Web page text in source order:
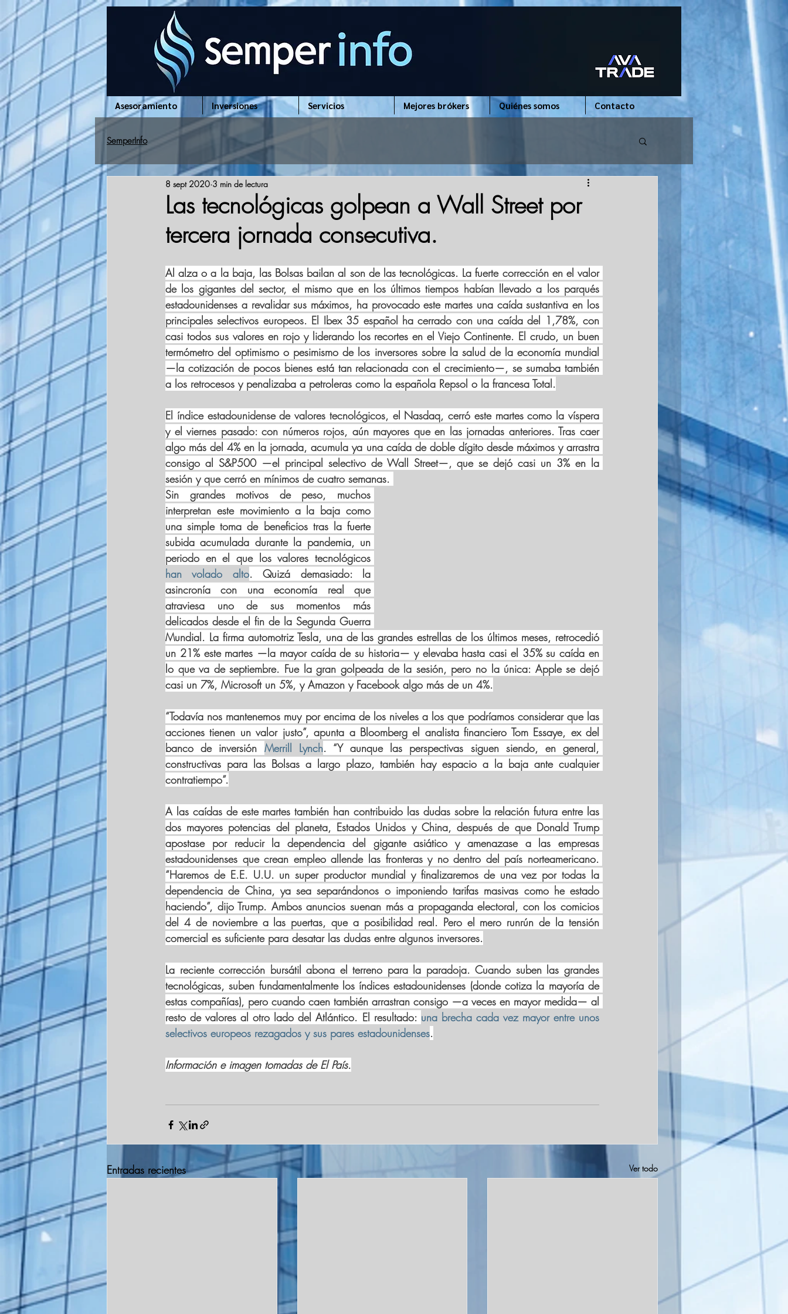
www.semperinfo.com
Asesoramiento Inversiones Servicios Mejores brókers Quiénes somos Contacto
SemperInfo
Las tecnológicas golpean a Wall Street por
tercera jornada consecutiva.
8 sept 2020 3 min de lectura
Al alza o a la baja, las Bolsas bailan al son de las tecnológicas. La fuerte corrección en el valor
de los gigantes del sector, el mismo que en los últimos tiempos habían llevado a los parqués
estadounidenses a revalidar sus máximos, ha provocado este martes una caída sustantiva en los
principales selectivos europeos. El Ibex 35 español ha cerrado con una caída del 1,78%, con
casi todos sus valores en rojo y liderando los recortes en el Viejo Continente. El crudo, un buen
termómetro del optimismo o pesimismo de los inversores sobre la salud de la economía mundial
—la cotización de pocos bienes está tan relacionada con el crecimiento—, se sumaba también
a los retrocesos y penalizaba a petroleras como la española Repsol o la francesa Total.
El índice estadounidense de valores tecnológicos, el Nasdaq, cerró este martes como la víspera
y el viernes pasado: con números rojos, aún mayores que en las jornadas anteriores. Tras caer
algo más del 4% en la jornada, acumula ya una caída de doble dígito desde máximos y arrastra
consigo al S&P500 —el principal selectivo de Wall Street—, que se dejó casi un 3% en la
sesión y que cerró en mínimos de cuatro semanas.
Sin grandes motivos de peso, muchos
interpretan este movimiento a la baja como
una simple toma de beneficios tras la fuerte
subida acumulada durante la pandemia, un
han volado alto. Quizá demasiado: la
asincronía con una economía real que
atraviesa uno de sus momentos más
delicados desde el fin de la Segunda Guerra
Mundial. La firma automotriz Tesla, una de las grandes estrellas de los últimos meses, retrocedió
un 21% este martes —la mayor caída de su historia— y elevaba hasta casi el 35% su caída en
lo que va de septiembre. Fue la gran golpeada de la sesión, pero no la única: Apple se dejó
casi un 7%, Microsoft un 5%, y Amazon y Facebook algo más de un 4%.
“Todavía nos mantenemos muy por encima de los niveles a los que podríamos considerar que las
acciones tienen un valor justo”, apunta a Bloomberg el analista financiero Tom Essaye, ex del
banco de inversión Merrill Lynch. “Y aunque las perspectivas siguen siendo, en general,
constructivas para las Bolsas a largo plazo, también hay espacio a la baja ante cualquier
contratiempo”.
A las caídas de este martes también han contribuido las dudas sobre la relación futura entre las
dos mayores potencias del planeta, Estados Unidos y China, después de que Donald Trump
apostase por reducir la dependencia del gigante asiático y amenazase a las empresas
estadounidenses que crean empleo allende las fronteras y no dentro del país norteamericano.
“Haremos de E.E. U.U. un super productor mundial y finalizaremos de una vez por todas la
dependencia de China, ya sea separándonos o imponiendo tarifas masivas como he estado
haciendo”, dijo Trump. Ambos anuncios suenan más a propaganda electoral, con los comicios
del 4 de noviembre a las puertas, que a posibilidad real. Pero el mero runrún de la tensión
comercial es suficiente para desatar las dudas entre algunos inversores.
La reciente corrección bursátil abona el terreno para la paradoja. Cuando suben las grandes
tecnológicas, suben fundamentalmente los índices estadounidenses (donde cotiza la mayoría de
estas compañías), pero cuando caen también arrastran consigo —a veces en mayor medida— al
resto de valores al otro lado del Atlántico. El resultado: una brecha cada vez mayor entre unos
selectivos europeos rezagados y sus pares estadounidenses.
Información e imagen tomadas de El País.
Entradas recientes Ver todo